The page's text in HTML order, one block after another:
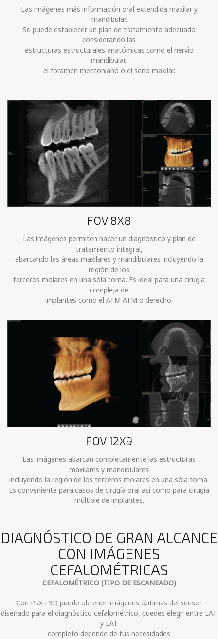
Las imágenes más información oral extendida maxilar y
mandibular.
Se puede establecer un plan de tratamiento adecuado
considerando las
estructuras estructurales anatómicas como el nervio
mandibular,
el foramen mentoniano o el seno maxilar.
FOV 8X8
Las imágenes permiten hacer un diagnóstico y plan de
tratamiento integral,
abarcando las áreas maxilares y mandibulares incluyendo la
región de los
terceros molares en una sóla toma. Es ideal para una cirugía
compleja de
implantes como el ATM ATM o derecho.
FOV 12X9
Las imágenes abarcan completamente las estructuras
maxilares y mandibulares
incluyendo la región de los terceros molares en una sóla toma.
Es conveniente para casos de cirugía oral así como para cirugía
múltiple de implantes.
DIAGNÓSTICO DE GRAN ALCANCE
CON IMÁGENES
CEFALOMÉTRICAS
CEFALOMÉTRICO (TIPO DE ESCANEADO)
Con PaX-i 3D puede obtener imágenes óptimas del sensor
diseñado para el diagnóstico cefalométrico, puedes elegir entre LAT
y LAT
completo depende de tus necesidades